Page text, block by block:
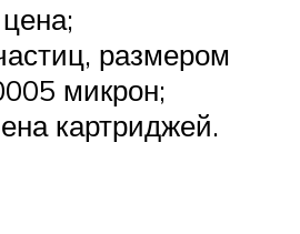
размером
микрон;
картриджей.